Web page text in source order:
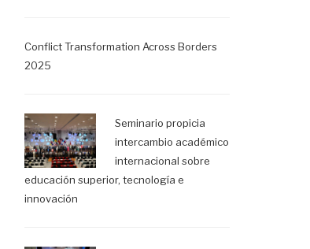
Conflict Transformation Across Borders
2025
Seminario propicia
intercambio académico
internacional sobre
educación superior, tecnología e
innovación